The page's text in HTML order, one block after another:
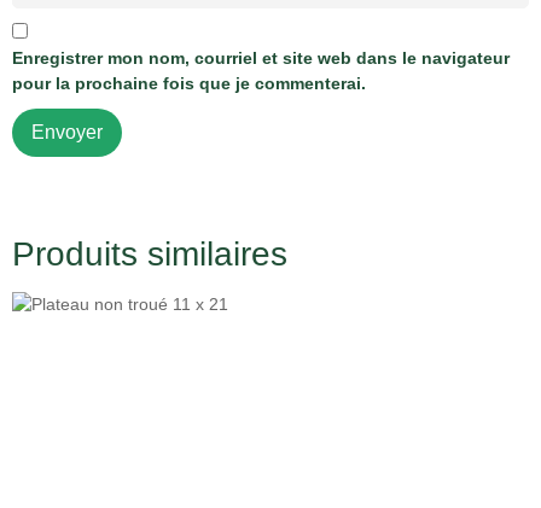
Enregistrer mon nom, courriel et site web dans le navigateur
pour la prochaine fois que je commenterai.
Produits similaires